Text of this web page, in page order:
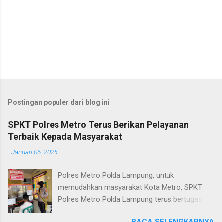
Postingan populer dari blog ini
SPKT Polres Metro Terus Berikan Pelayanan
Terbaik Kepada Masyarakat
-Januari 06, 2025
Polres Metro Polda Lampung, untuk
memudahkan masyarakat Kota Metro, SPKT
Polres Metro Polda Lampung terus bertugas